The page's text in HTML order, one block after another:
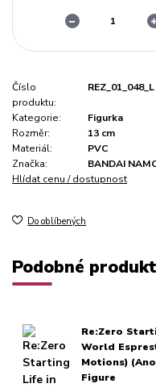
Číslo
produktu:
REZ_01_048_L
Kategorie:
Figurka
Rozměr:
13 cm
Materiál:
PVC
Značka:
BANDAI
Hlídat cenu / dostupnost
Do oblíbených
Podobné
Re:Zero
World
Motions)
Figure